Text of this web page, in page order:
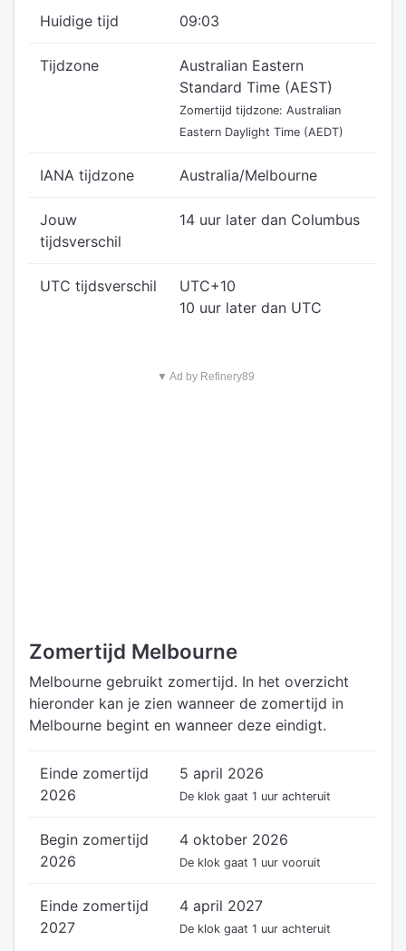
Huidige tijd 09:03
Tijdzone
Australian Eastern
Standard Time (AEST)
Zomertijd tijdzone: Australian
Eastern Daylight Time (AEDT)
IANA tijdzone Australia/Melbourne
Jouw
tijdsverschil
14 uur later dan Columbus
UTC tijdsverschil
UTC+10
10 uur later dan UTC
▼ Ad by Refinery89
Zomertijd Melbourne
Melbourne gebruikt zomertijd. In het overzicht
hieronder kan je zien wanneer de zomertijd in
Melbourne begint en wanneer deze eindigt.
Einde zomertijd
2026
5 april 2026
De klok gaat 1 uur achteruit
Begin zomertijd
2026
4 oktober 2026
De klok gaat 1 uur vooruit
Einde zomertijd
2027
4 april 2027
De klok gaat 1 uur achteruit